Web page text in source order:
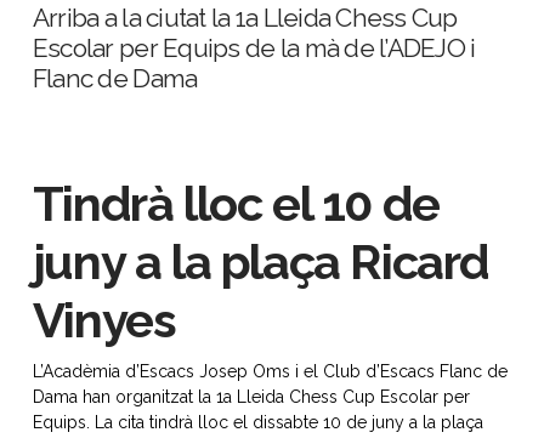
Arriba a la ciutat la 1a Lleida Chess Cup
Escolar per Equips de la mà de l’ADEJO i
Flanc de Dama
Tindrà lloc el 10 de
juny a la plaça Ricard
Vinyes
L’Acadèmia d’Escacs Josep Oms i el Club d’Escacs Flanc de
Dama han organitzat la 1a Lleida Chess Cup Escolar per
Equips. La cita tindrà lloc el dissabte 10 de juny a la plaça